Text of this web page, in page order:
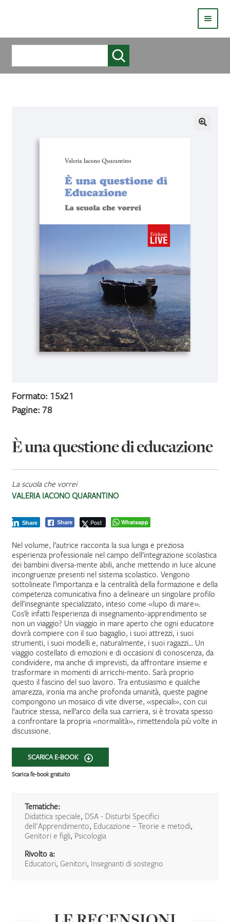
HOMEPAGE
COS’È LIVE
COME ACQUISTARE UN LIBRO ERICKSONLIVE?
Formato: 15x21
Pagine: 78
È una questione di educazione
La scuola che vorrei
VALERIA IACONO QUARANTINO
Share Post
Share Whatsapp
Nel volume, l’autrice racconta la sua lunga e preziosa
esperienza professionale nel campo dell’integrazione scolastica
dei bambini diversa-mente abili, anche mettendo in luce alcune
incongruenze presenti nel sistema scolastico. Vengono
sottolineate l’importanza e la centralità della formazione e della
competenza comunicativa fino a delineare un singolare profilo
dell’insegnante specializzato, inteso come «lupo di mare».
Cos’è infatti l’esperienza di insegnamento-apprendimento se
non un viaggio? Un viaggio in mare aperto che ogni educatore
dovrà compiere con il suo bagaglio, i suoi attrezzi, i suoi
strumenti, i suoi modelli e, naturalmente, i suoi ragazzi… Un
viaggio costellato di emozioni e di occasioni di conoscenza, da
condividere, ma anche di imprevisti, da affrontare insieme e
trasformare in momenti di arricchi-mento. Sarà proprio
questo il fascino del suo lavoro. Tra entusiasmo e qualche
amarezza, ironia ma anche profonda umanità, queste pagine
compongono un mosaico di vite diverse, «speciali», con cui
l’autrice stessa, nell’arco della sua carriera, si è trovata spesso
a confrontare la propria «normalità», rimettendola più volte in
discussione.
SCARICA E-BOOK
Scarica l’e-book gratuito
Tematiche:
Didattica speciale, DSA - Disturbi Specifici
dell'Apprendimento, Educazione – Teorie e metodi,
Genitori e figli, Psicologia
Rivolto a:
Educatori, Genitori, Insegnanti di sostegno